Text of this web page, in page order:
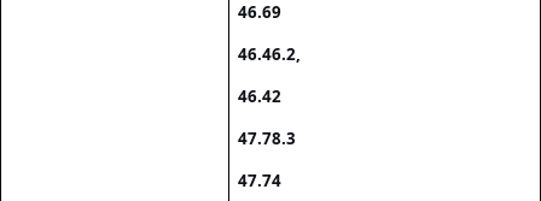
46.69
46.46.2,
46.42
47.78.3
47.74